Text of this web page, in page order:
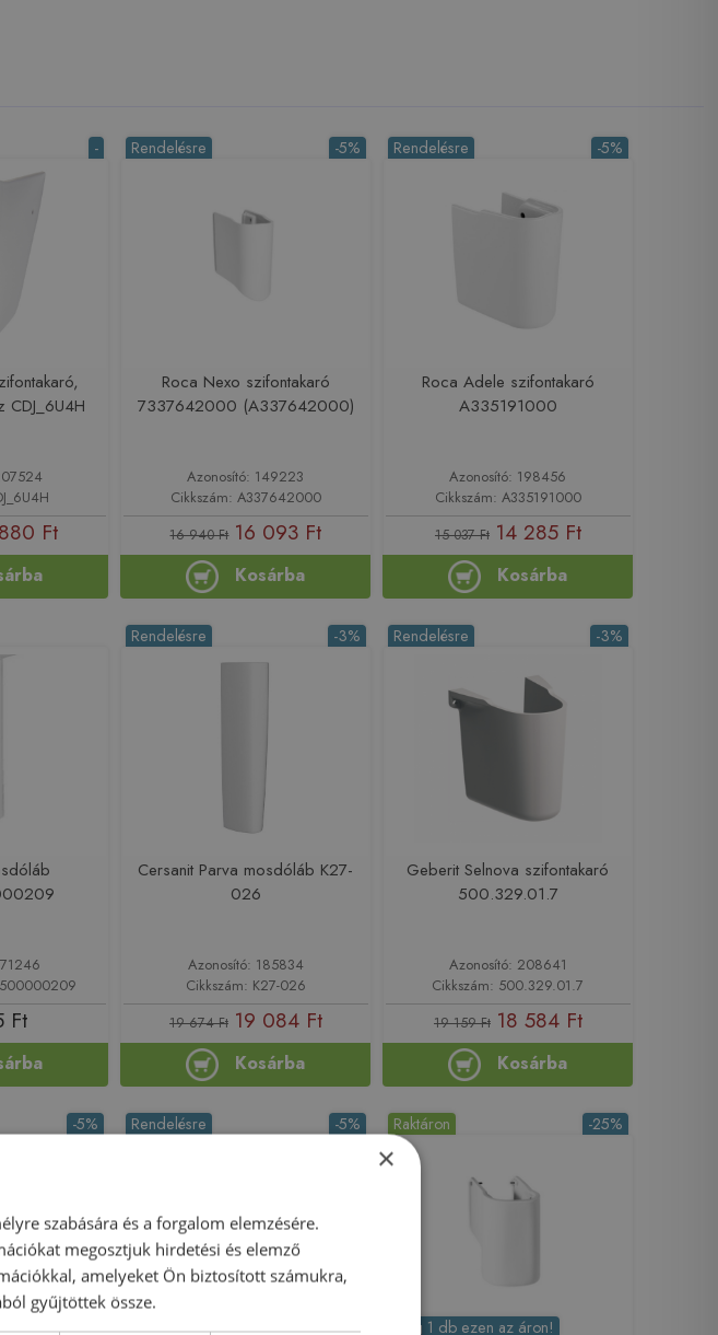
-
CDJ_6U4H
Ft
-5%
Rendelésre
Roca Nexo szifontakaró
7337642000 (A337642000)
Azonosító: 149223
Cikkszám: A337642000
16 940 Ft 16 093 Ft
Kosárba
-5%
Rendelésre
Roca Adele szifontakaró
A335191000
Azonosító: 198456
Cikkszám: A335191000
15 037 Ft 14 285 Ft
Kosárba
Ft
-3%
Rendelésre
Cersanit Parva mosdóláb K27-
026
Azonosító: 185834
Cikkszám: K27-026
19 674 Ft 19 084 Ft
Kosárba
-3%
Rendelésre
Geberit Selnova szifontakaró
500.329.01.7
Azonosító: 208641
Cikkszám: 500.329.01.7
19 159 Ft 18 584 Ft
Kosárba
-5% -5%
Rendelésre -25%
Raktáron
Még 1 db ezen az áron!
×
szabására és a forgalom elemzésére.
megosztjuk hirdetési és elemző
amelyeket Ön biztosított számukra,
gyűjtöttek össze.